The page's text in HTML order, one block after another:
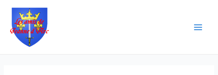
Aller
contenu
Navigation
articles